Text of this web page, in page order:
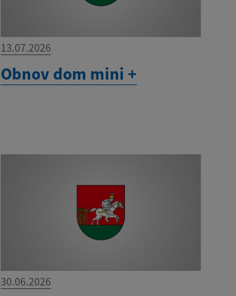
13.07.2026
Obnov dom mini +
30.06.2026